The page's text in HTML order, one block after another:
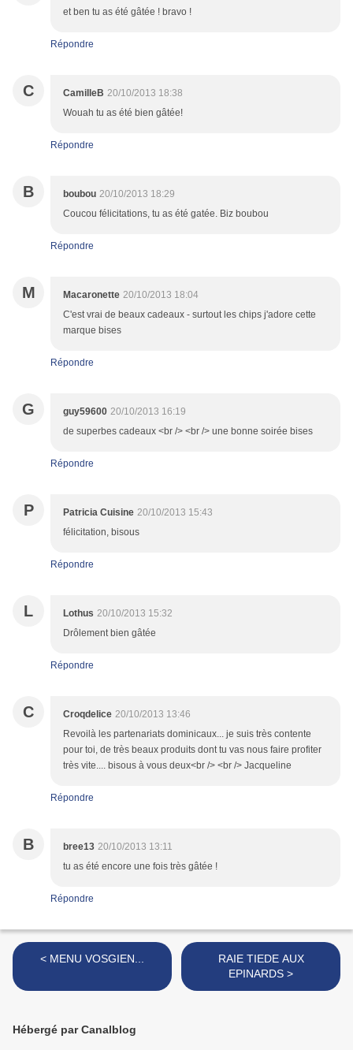
et ben tu as été gâtée ! bravo !
Répondre
C CamilleB 20/10/2013 18:38
Wouah tu as été bien gâtée!
Répondre
B boubou 20/10/2013 18:29
Coucou félicitations, tu as été gatée. Biz boubou
Répondre
M Macaronette 20/10/2013 18:04
C'est vrai de beaux cadeaux - surtout les chips j'adore cette
marque bises
Répondre
G guy59600 20/10/2013 16:19
de superbes cadeaux <br /> <br /> une bonne soirée bises
Répondre
P Patricia Cuisine 20/10/2013 15:43
félicitation, bisous
Répondre
L Lothus 20/10/2013 15:32
Drôlement bien gâtée
Répondre
C Croqdelice 20/10/2013 13:46
Revoilà les partenariats dominicaux... je suis très contente
pour toi, de très beaux produits dont tu vas nous faire profiter
très vite.... bisous à vous deux<br /> <br /> Jacqueline
Répondre
B bree13 20/10/2013 13:11
tu as été encore une fois très gâtée !
Répondre
< MENU VOSGIEN...
RAIE TIEDE AUX
EPINARDS >
Hébergé par Canalblog